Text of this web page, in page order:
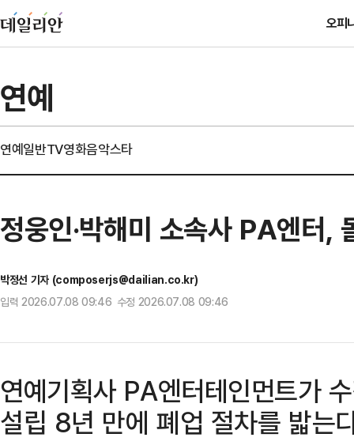
오피
연예
연예일반TV영화음악스타
정웅인·박해미 소속사 PA엔터
박정선 기자 (composerjs@dailian.co.kr)
입력 2026.07.08 09:46 수정 2026.07.08 09:46
연예기획사 PA엔터테인먼트가
설립 8년 만에 폐업 절차를 밟는